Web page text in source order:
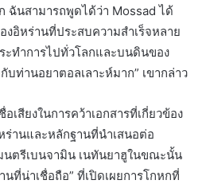
ฉันสามารถพูดได้ว่า Mossad ได้
งอิหร่านที่ประสบความสำเร็จหลาย
ะทำการไปทั่วโลกและบนดินของ
ท่านอยาตอลเลาะห์มาก” เขากล่าว
สียงในการคว้าเอกสารที่เกี่ยวข้อง
ร่านและหลักฐานที่นำเสนอต่อ
ตรีเบนจามิน เนทันยาฮูในขณะนั้น
นที่น่าเชื่อถือ” ที่เปิดเผยการโกหกที่